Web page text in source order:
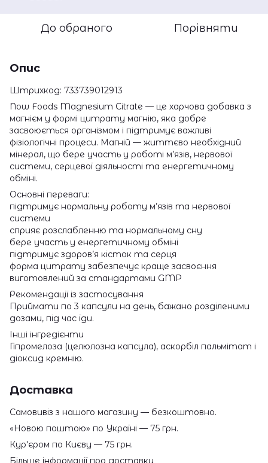
До обраного Порівняти
Опис
Штрихкод: 733739012913
Now Foods Magnesium Citrate — це харчова добавка з
магнієм у формі цитрату магнію, яка добре
засвоюється організмом і підтримує важливі
фізіологічні процеси. Магній — життєво необхідний
мінерал, що бере участь у роботі м’язів, нервової
системи, серцевої діяльності та енергетичному
обміні.
Основні переваги:
підтримує нормальну роботу м’язів та нервової
системи
сприяє розслабленню та нормальному сну
бере участь у енергетичному обміні
підтримує здоров’я кісток та серця
форма цитрату забезпечує краще засвоєння
виготовлений за стандартами GMP
Рекомендації із застосування
Приймати по 3 капсули на день, бажано розділеними
дозами, під час їди.
Інші інгредієнти
Гіпромелоза (целюлозна капсула), аскорбіл пальмітат і
діоксид кремнію.
Доставка
Самовивіз з нашого магазину — безкоштовно.
«Новою поштою» по Україні — 75 грн.
Кур'єром по Києву — 75 грн.
Більше інформації про доставку